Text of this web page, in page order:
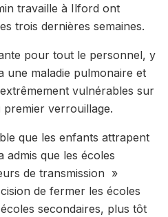
travaille à Ilford ont
trois dernières semaines.
pour tout le personnel, y
une maladie pulmonaire et
vulnérables sur
verrouillage.
que les enfants attrapent
admis que les écoles
de transmission »
de fermer les écoles
secondaires, plus tôt